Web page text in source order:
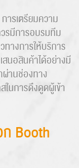
ารเตรียมความ
รมีการอบรมทีม
ทางการให้บริการ
นอสินค้าได้อย่างมี
านช่องทาง
นการดึงดูดผู้เข้า
Booth